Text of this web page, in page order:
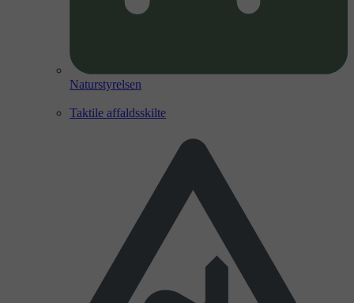
Naturstyrelsen
Taktile affaldsskilte